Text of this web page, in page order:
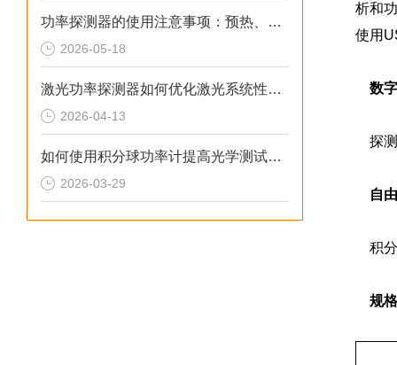
功率探测器的使用注意事项：预热、零点校正、环境温度影响与清洁维护
2026-05-18
激光功率探测器如何优化激光系统性能？
2026-04-13
如何使用积分球功率计提高光学测试的准确性？
2026-03-29
析和
使用
数
探测
自
积分
规格